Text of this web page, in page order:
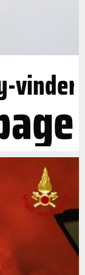
vinder